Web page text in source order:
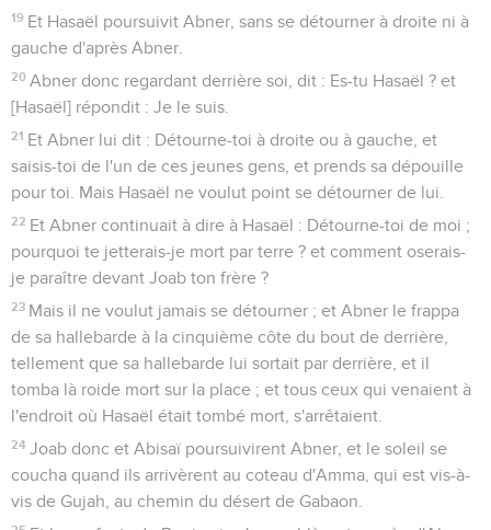
19 Et Hasaël poursuivit Abner, sans se détourner à droite ni à
gauche d'après Abner.
20 Abner donc regardant derrière soi, dit : Es-tu Hasaël ? et
[Hasaël] répondit : Je le suis.
21 Et Abner lui dit : Détourne-toi à droite ou à gauche, et
saisis-toi de l'un de ces jeunes gens, et prends sa dépouille
pour toi. Mais Hasaël ne voulut point se détourner de lui.
22 Et Abner continuait à dire à Hasaël : Détourne-toi de moi ;
pourquoi te jetterais-je mort par terre ? et comment oserais-
je paraître devant Joab ton frère ?
23 Mais il ne voulut jamais se détourner ; et Abner le frappa
de sa hallebarde à la cinquième côte du bout de derrière,
tellement que sa hallebarde lui sortait par derrière, et il
tomba là roide mort sur la place ; et tous ceux qui venaient à
l'endroit où Hasaël était tombé mort, s'arrêtaient.
24 Joab donc et Abisaï poursuivirent Abner, et le soleil se
coucha quand ils arrivèrent au coteau d'Amma, qui est vis-à-
vis de Gujah, au chemin du désert de Gabaon.